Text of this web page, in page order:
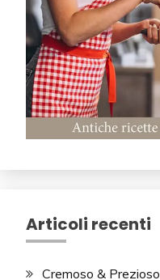
Articoli recenti
Cremoso & Prezioso